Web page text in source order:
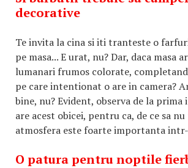
decorative
Te invita la cina si iti tranteste o
pe masa... E urat, nu? Dar, daca masa
lumanari frumos colorate,
pe care intentionat o are in camera?
bine, nu? Evident, observa de la
are acest obicei, pentru ca, de ce sa
atmosfera este foarte importanta
O patura pentru noptile